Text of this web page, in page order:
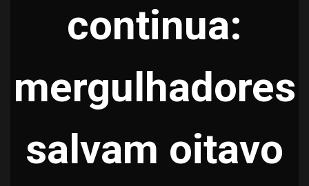
continua:
mergulhadores
salvam oitavo